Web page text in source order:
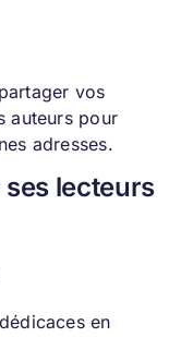
vos
auteurs pour
adresses.
lecteurs
en